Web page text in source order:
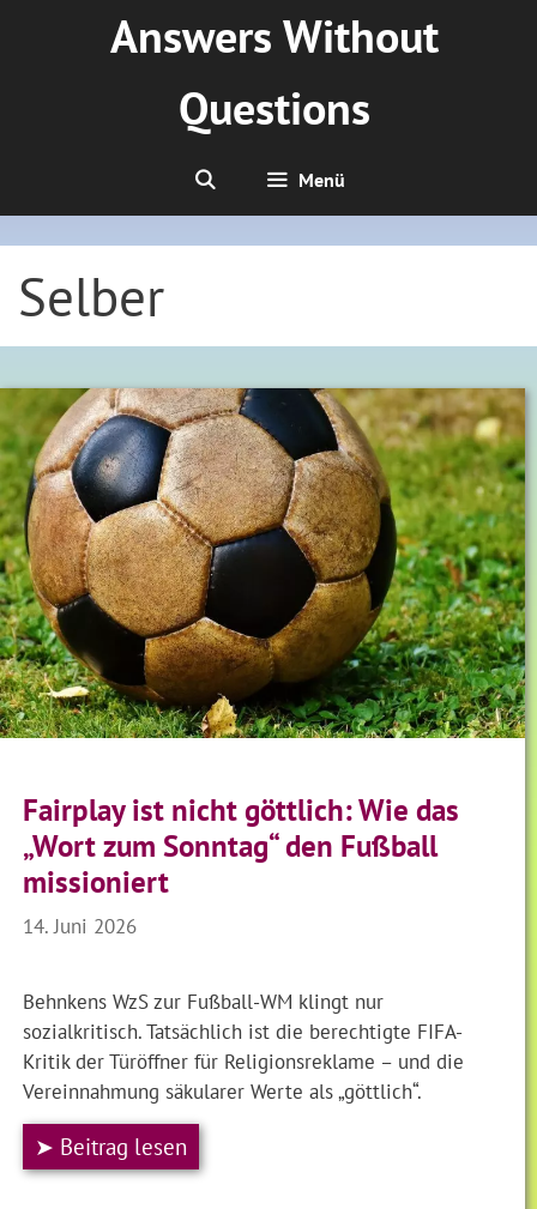
Answers Without
Questions
Menü
Selber
Fairplay ist nicht göttlich: Wie das
„Wort zum Sonntag“ den Fußball
missioniert
14. Juni 2026
Behnkens WzS zur Fußball-WM klingt nur
sozialkritisch. Tatsächlich ist die berechtigte FIFA-
Kritik der Türöffner für Religionsreklame – und die
Vereinnahmung säkularer Werte als „göttlich“.
➤ Beitrag lesen